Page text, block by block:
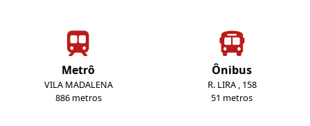
Metrô
VILA MADALENA
886 metros
Ônibus
R. LIRA , 158
51 metros